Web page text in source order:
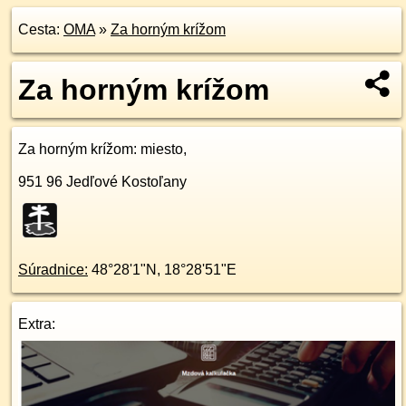
Cesta: OMA» Za horným krížom
Za horným krížom
Za horným krížom: miesto,
951 96 Jedľové Kostoľany
Súradnice: 48°28'1"N , 18°28'51"E
Extra: